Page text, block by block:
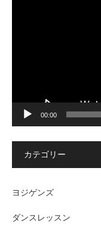
00:00
カテゴリー
ヨジゲンズ
ダンスレッスン